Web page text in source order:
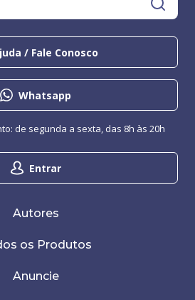
/ Fale Conosco
Whatsapp
Entrar
de segunda a sexta, das 8h às 20h
Autores
os Produtos
Anuncie